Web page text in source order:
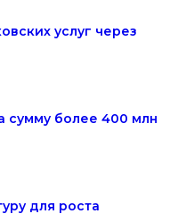
услуг через
сумму более 400 млн
для роста